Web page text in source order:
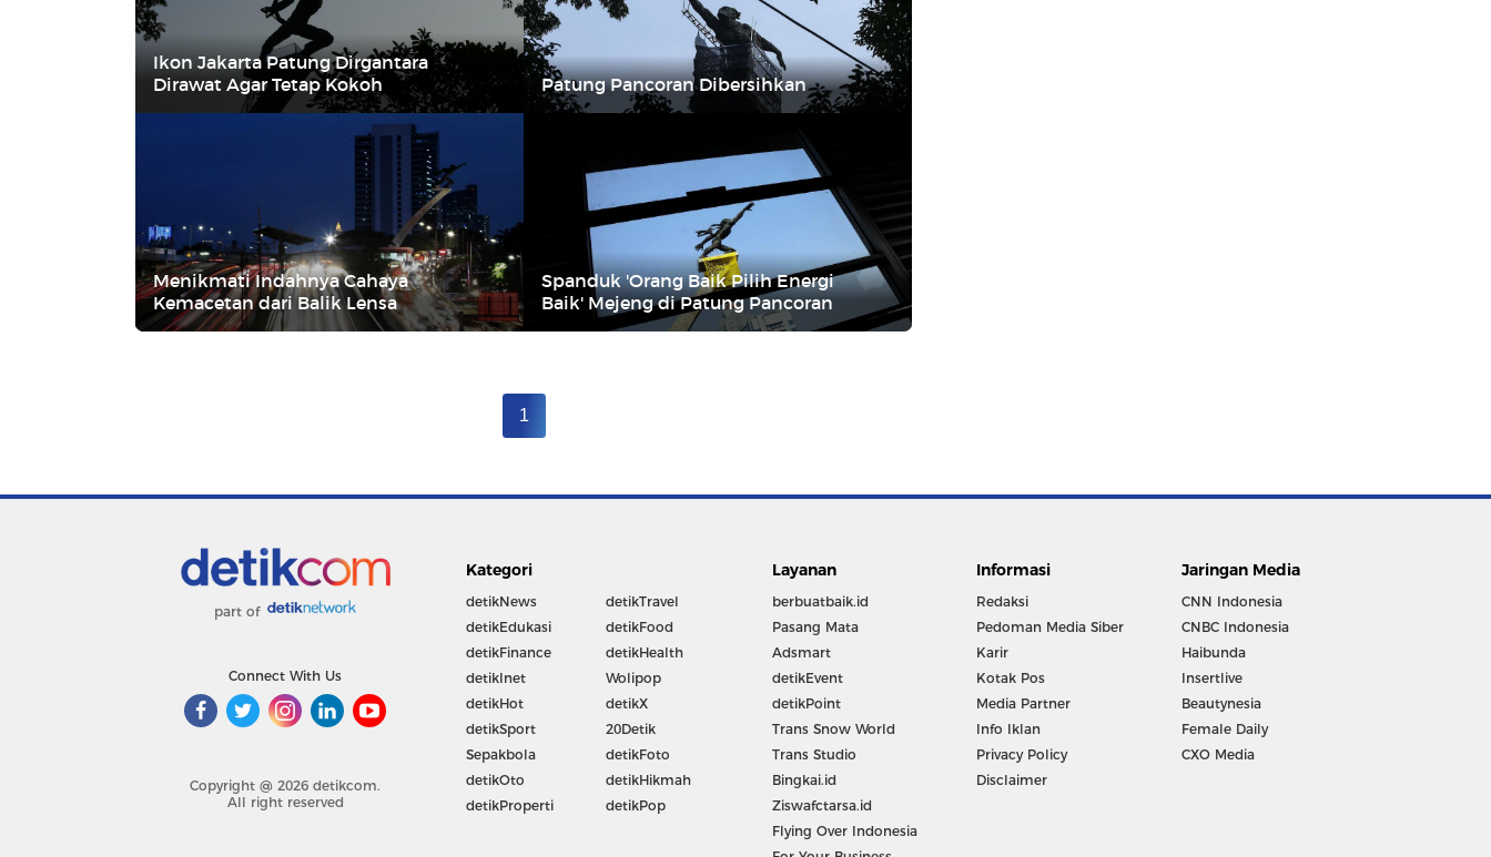
Ikon Jakarta Patung Dirgantara
Dirawat Agar Tetap Kokoh
Patung Pancoran Dibersihkan
Menikmati Indahnya Cahaya
Kemacetan dari Balik Lensa
Spanduk 'Orang Baik Pilih Energi
Baik' Mejeng di Patung Pancoran
1
part of
Connect With Us
Copyright @ 2026 detikcom.
All right reserved
Kategori
detikNews
detikEdukasi
detikFinance
detikInet
detikHot
detikSport
Sepakbola
detikOto
detikProperti
detikTravel
detikFood
detikHealth
Wolipop
detikX
20Detik
detikFoto
detikHikmah
detikPop
Layanan
berbuatbaik.id
Pasang Mata
Adsmart
detikEvent
detikPoint
Trans Snow World
Trans Studio
Bingkai.id
Ziswafctarsa.id
Flying Over Indonesia
Informasi
Redaksi
Pedoman Media Siber
Karir
Kotak Pos
Media Partner
Info Iklan
Privacy Policy
Disclaimer
Jaringan Media
CNN Indonesia
CNBC Indonesia
Haibunda
Insertlive
Beautynesia
Female Daily
CXO Media